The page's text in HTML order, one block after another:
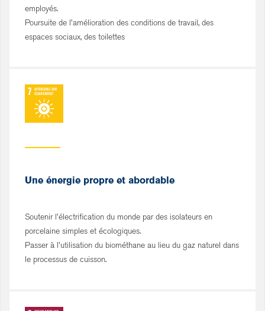
employés.
Poursuite de l'amélioration des conditions de travail, des
espaces sociaux, des toilettes
Une énergie propre et abordable
Soutenir l'électrification du monde par des isolateurs en
porcelaine simples et écologiques.
Passer à l'utilisation du biométhane au lieu du gaz naturel dans
le processus de cuisson.